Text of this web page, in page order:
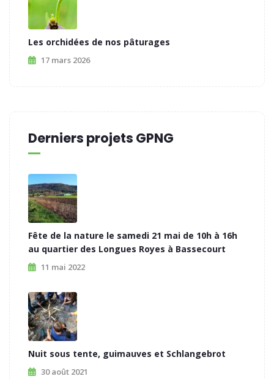
Les orchidées de nos pâturages
17 mars 2026
Derniers projets GPNG
Fête de la nature le samedi 21 mai de 10h à 16h
au quartier des Longues Royes à Bassecourt
11 mai 2022
Nuit sous tente, guimauves et Schlangebrot
30 août 2021